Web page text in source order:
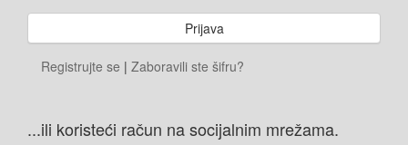
Registrujte se | Zaboravili ste šifru?
...ili koristeći račun na socijalnim mrežama.